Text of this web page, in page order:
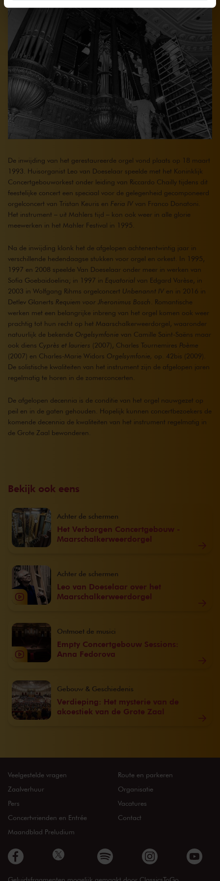
We werken samen met
die uw gegevens
kunnen ontvangen en verwerken.
De inwijding van het gerestaureerde orgel vond plaats op 18 maart
1993. Huisorganist Leo van Doeselaar speelde met het Koninklijk
Concertgebouworkest onder leiding van Riccardo Chailly tijdens dit
feestelijke concert een speciaal voor de gelegenheid gecomponeerd
orgelconcert van Tristan Keuris en Feria IV van Franco Donatoni.
Het instrument – uit Mahlers tijd – kon ook weer in alle glorie
meewerken in het Mahler Festival in 1995.
Na de inwijding klonk het de afgelopen achtenentwintig jaar in
verschillende hedendaagse stukken voor orgel en orkest. In 1995,
1997 en 2008 speelde Van Doeselaar onder meer in werken van
Sofia Goebaidoelina; in 1997 in Equatorial van Edgard Varèse, in
2003 in Wolfgang Rihms orgelconcert Unbenannt IV en in 2016 in
Detlev Glanerts Requiem voor Jheronimus Bosch
. Romantische
werken met een belangrijke inbreng van het orgel komen ook weer
prachtig tot hun recht op het Maarschalkerweerdorgel, waaronder
natuurlijk de bekende Orgelsymfonie van Camille Saint-Saëns maar
ook diens Cyprès et lauriers (2007), Charles Tournemires Poème
(2007) en Charles-Marie Widors Orgelsymfonie, op. 42bis (2009).
De solistische kwaliteiten van het instrument zijn de afgelopen jaren
regelmatig te horen in de zomerconcerten.
De afgelopen decennia is de conditie van het orgel nauwgezet op
peil en in de gaten gehouden. Hopelijk kunnen concertbezoekers de
komende decennia de kwaliteiten van het instrument regelmatig in
de Grote Zaal bewonderen.
Bekijk ook eens
Het Verborgen Concertgebouw -
Maarschalkerweerdorgel
Achter de schermen
Leo van Doeselaar over het
Maarschalkerweerdorgel
Achter de schermen
Empty Concertgebouw Sessions:
Anna Fedorova
Ontmoet de musici
Verdieping: Het mysterie van de
akoestiek van de Grote Zaal
Gebouw & Geschiedenis
Veelgestelde vragen
Zaalverhuur
Pers
Concertvrienden en Entrée
Maandblad Preludium
Route en parkeren
Organisatie
Vacatures
Contact